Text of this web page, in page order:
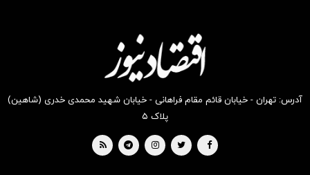
بخر !
بخر !
آدرس: تهران - خیابان قائم مقام فراهانی - خیابان شهید محمدی خدری (شاهین)
پلاک ۵